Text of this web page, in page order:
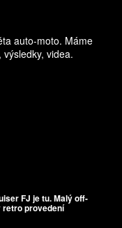
auto-moto. Máme
videa.
FJ je tu. Malý off-
retro provedení